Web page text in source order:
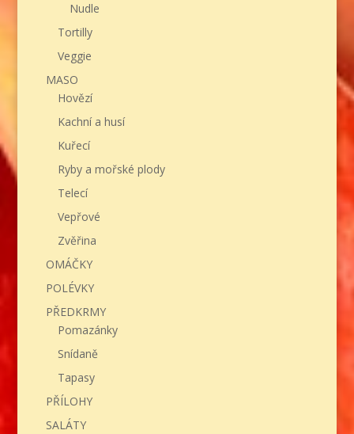
Nudle
Tortilly
Veggie
MASO
Hovězí
Kachní a husí
Kuřecí
Ryby a mořské plody
Telecí
Vepřové
Zvěřina
OMÁČKY
POLÉVKY
PŘEDKRMY
Pomazánky
Snídaně
Tapasy
PŘÍLOHY
SALÁTY